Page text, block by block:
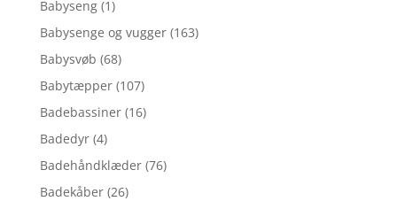
Babyseng (1)
Babysenge og vugger (163)
Babysvøb (68)
Babytæpper (107)
Badebassiner (16)
Badedyr (4)
Badehåndklæder (76)
Badekåber (26)